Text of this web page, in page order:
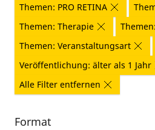
Themen: PRO RETINA
Themen: Therapie
Themen: Veranstaltungsart
Veröffentlichung: älter als 1 Jahr
Alle Filter entfernen
Format